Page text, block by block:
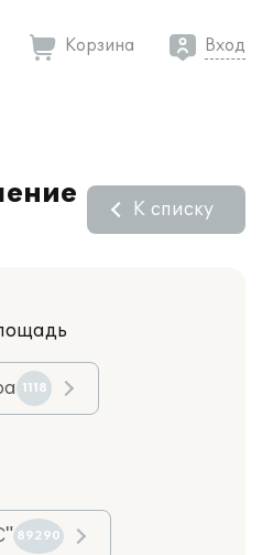
Корзина Вход
К списку
1118
89290